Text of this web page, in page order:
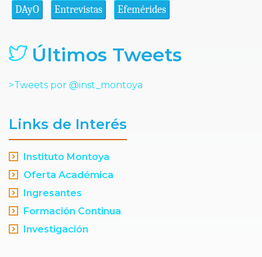
DAyO Entrevistas Efemérides
Últimos Tweets
>Tweets por @inst_montoya
Links de Interés
Instituto Montoya
Oferta Académica
Ingresantes
Formación Continua
Investigación